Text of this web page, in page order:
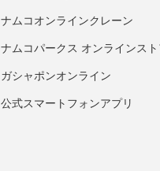
ナムコオンラインクレーン
ナムコパークス オンラインスト
ガシャポンオンライン
公式スマートフォンアプリ